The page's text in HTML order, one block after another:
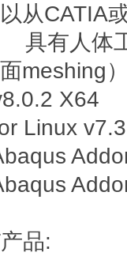
从CATIA
工程学
meshing
X64
Linux
品: